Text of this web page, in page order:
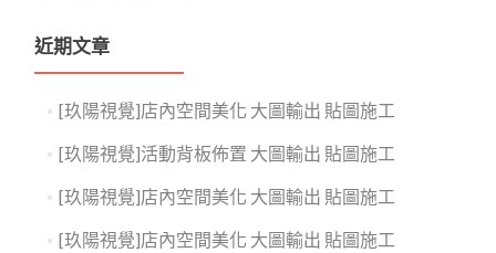
近期文章
[玖陽視覺]店內空間美化 大圖輸出 貼圖施工
[玖陽視覺]活動背板佈置 大圖輸出 貼圖施工
[玖陽視覺]店內空間美化 大圖輸出 貼圖施工
[玖陽視覺]店內空間美化 大圖輸出 貼圖施工